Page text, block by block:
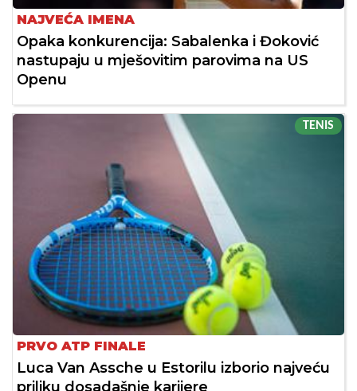
NAJVEĆA IMENA
Opaka konkurencija: Sabalenka i Đoković
nastupaju u mješovitim parovima na US
Openu
TENIS
PRVO ATP FINALE
Luca Van Assche u Estorilu izborio najveću
priliku dosadašnje karijere